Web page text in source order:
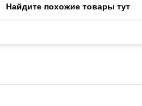
Найдите похожие товары тут